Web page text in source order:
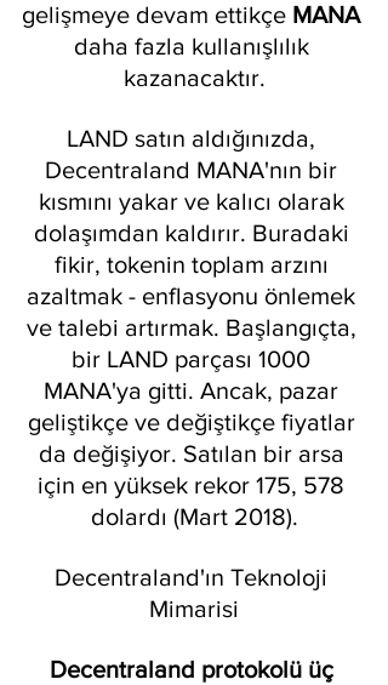
gelişmeye devam ettikçe MANA
daha fazla kullanışlılık
kazanacaktır.
LAND satın aldığınızda,
Decentraland MANA'nın bir
kısmını yakar ve kalıcı olarak
dolaşımdan kaldırır. Buradaki
fikir, tokenin toplam arzını
azaltmak - enflasyonu önlemek
ve talebi artırmak. Başlangıçta,
bir LAND parçası 1000
MANA'ya gitti. Ancak, pazar
geliştikçe ve değiştikçe fiyatlar
da değişiyor. Satılan bir arsa
için en yüksek rekor 175, 578
dolardı (Mart 2018).
Decentraland'ın Teknoloji
Mimarisi
Decentraland protokolü üç